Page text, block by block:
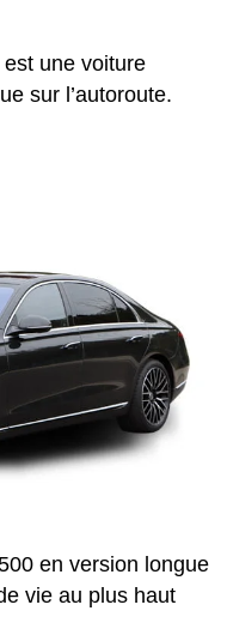
une voiture
sur l’autoroute.
en version longue
vie au plus haut